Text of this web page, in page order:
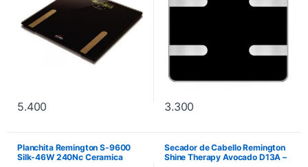
5.400 3.300
Planchita Remington S-9600
Silk-46W 240Nc Ceramica
Secador de Cabello Remington
Shine Therapy Avocado D13A –